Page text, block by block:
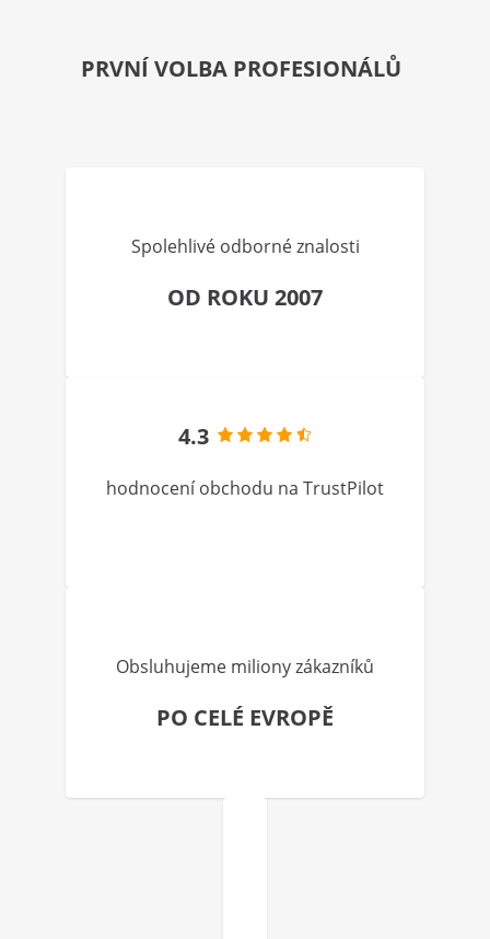
PRVNÍ VOLBA PROFESIONÁLŮ
Spolehlivé odborné znalosti
OD ROKU 2007
4.3
hodnocení obchodu na TrustPilot
Obsluhujeme miliony zákazníků
PO CELÉ EVROPĚ